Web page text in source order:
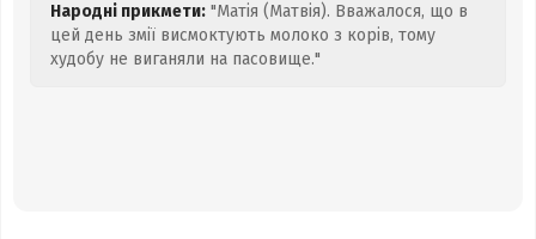
Народні прикмети: "Матія (Матвія). Вважалося, що в
цей день змії висмоктують молоко з корів, тому
худобу не виганяли на пасовище."